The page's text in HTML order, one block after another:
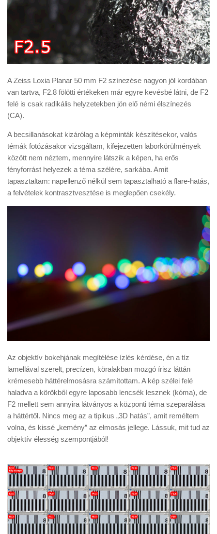
A Zeiss Loxia Planar 50 mm F2 színezése nagyon jól kordában
van tartva, F2.8 fölötti értékeken már egyre kevésbé látni, de F2
felé is csak radikális helyzetekben jön elő némi élszínezés
(CA).
A becsillanásokat kizárólag a képminták készítésekor, valós
témák fotózásakor vizsgáltam, kifejezetten laborkörülmények
között nem néztem, mennyire látszik a képen, ha erős
fényforrást helyezek a téma szélére, sarkába. Amit
tapasztaltam: napellenző nélkül sem tapasztalható a flare-hatás,
a felvételek kontrasztvesztése is meglepően csekély.
Az objektív bokehjának megítélése ízlés kérdése, én a tíz
lamellával szerelt, precízen, köralakban mozgó írisz láttán
krémesebb háttérelmosásra számítottam. A kép szélei felé
haladva a körökből egyre laposabb lencsék lesznek (kóma), de
F2 mellett sem annyira látványos a központi téma szeparálása
a háttértől. Nincs meg az a tipikus „3D hatás”, amit reméltem
volna, és kissé „kemény” az elmosás jellege. Lássuk, mit tud az
objektív élesség szempontjából!